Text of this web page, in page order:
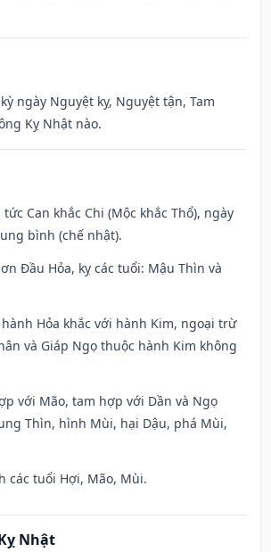
ngày Nguyệt kỵ, Nguyệt tận, Tam
Kỵ Nhật nào.
tức Can khắc Chi (Mộc khắc Thổ), ngày
bình (chế nhật).
Đầu Hỏa, kỵ các tuổi: Mậu Thìn và
Hỏa khắc với hành Kim, ngoại trừ
và Giáp Ngọ thuộc hành Kim không
với Mão, tam hợp với Dần và Ngọ
Thìn, hình Mùi, hại Dậu, phá Mùi,
các tuổi Hợi, Mão, Mùi.
Nhật